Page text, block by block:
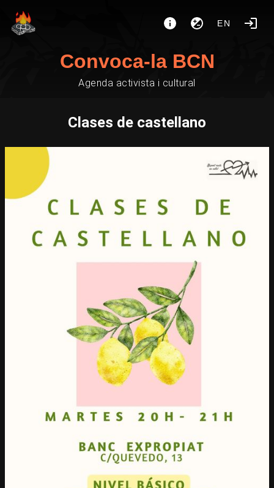
EN
Convoca-la BCN
Agenda activista i cultural
Clases de castellano